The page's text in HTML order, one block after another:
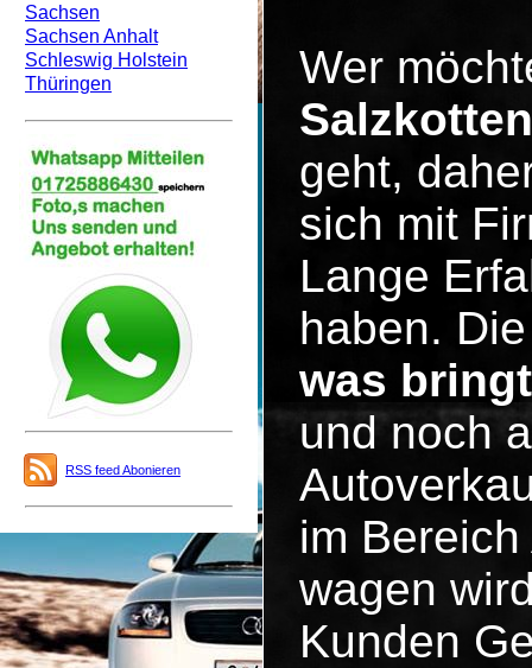
Sachsen
Sachsen Anhalt
Schleswig Holstein
Thüringen
RSS feed Abonieren
Wer
Salzkotten
geht,
sich mit
Lange
haben.
was
und noch
im
wagen
Kunden